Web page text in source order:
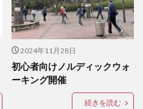
2024年11月28日
初心者向けノルディックウォ
ーキング開催
続きを読む